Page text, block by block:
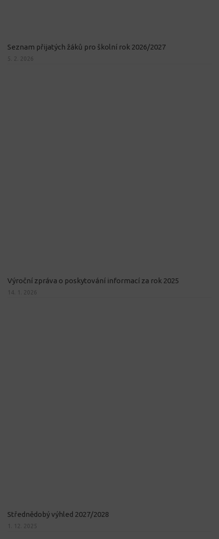
Seznam přijatých žáků pro školní rok 2026/2027
5. 2. 2026
Výroční zpráva o poskytování informací za rok 2025
14. 1. 2026
Střednědobý výhled 2027/2028
1. 12. 2025